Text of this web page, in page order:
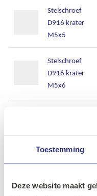
Toestemming
Deze website maakt
Stelschroef
D916 krater
M5x5
Stelschroef
D916 krater
M5x6
Stelschroef
M6x10